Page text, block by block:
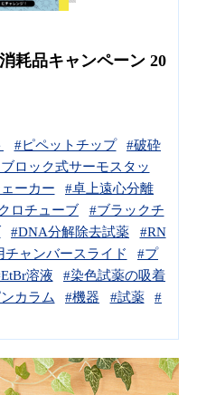
耗品キャンペーン 20
#ピペットチップ
#破砕
ロック式サーモスタッ
ーカー
#卓上遠心分離
ロチューブ
#ブラックチ
#DNA分解除去試薬
#RN
チャンバースライド
#プ
溶液
#染色試薬の吸着
カラム #機器 #試薬
#